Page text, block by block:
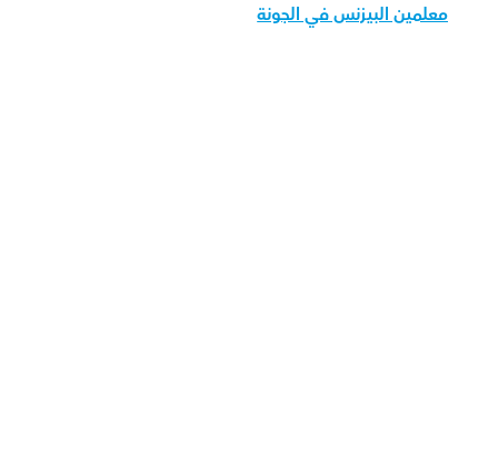
معلمين البيزنس في الجونة